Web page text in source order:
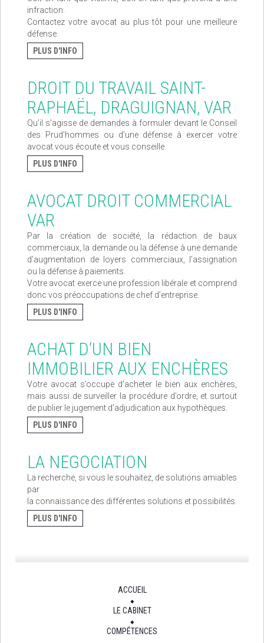
infraction.
Contactez votre avocat au plus tôt pour une meilleure
défense.
PLUS D'INFO
DROIT DU TRAVAIL SAINT-
RAPHAËL, DRAGUIGNAN, VAR
Qu’il s’agisse de demandes à formuler devant le Conseil
des Prud’hommes ou d’une défense à exercer votre
avocat vous écoute et vous conseille.
PLUS D'INFO
AVOCAT DROIT COMMERCIAL
VAR
Par la création de société, la rédaction de baux
commerciaux, la demande ou la défense à une demande
d’augmentation de loyers commerciaux, l’assignation
ou la défense à paiements.
Votre avocat exerce une profession libérale et comprend
donc vos préoccupations de chef d’entreprise.
PLUS D'INFO
ACHAT D’UN BIEN
IMMOBILIER AUX ENCHÈRES
Votre avocat s’occupe d’acheter le bien aux enchères,
mais aussi de surveiller la procédure d’ordre, et surtout
de publier le jugement d’adjudication aux hypothèques.
PLUS D'INFO
LA NEGOCIATION
La recherche, si vous le souhaitez, de solutions amiables
par
la connaissance des différentes solutions et possibilités.
PLUS D'INFO
ACCUEIL
LE CABINET
COMPÉTENCES